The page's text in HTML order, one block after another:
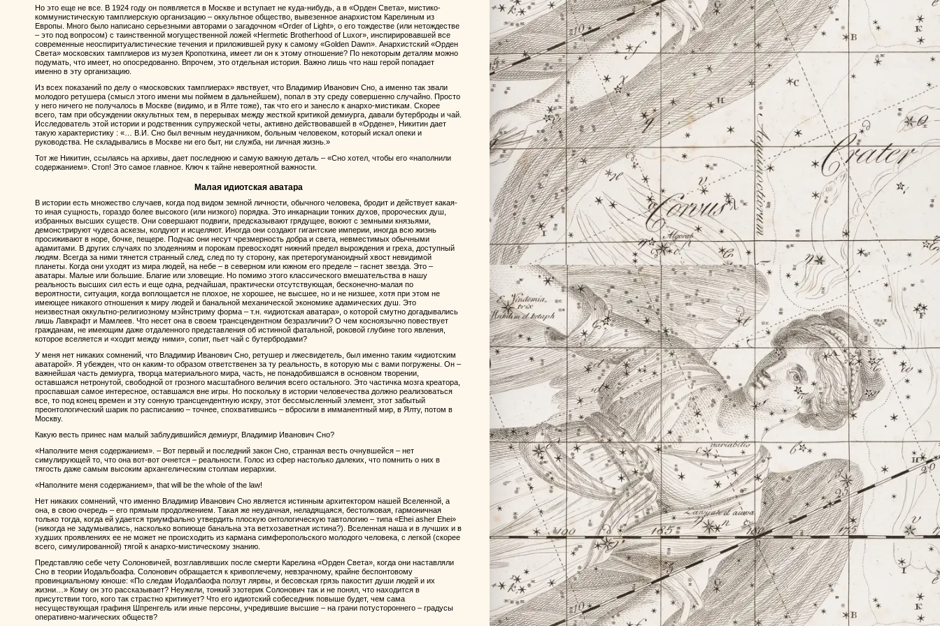
Но это еще не все. В 1924 году он появляется в Москве и вступает не куда-нибудь, а в «Орден Света», мистико-
коммунистическую тамплиерскую организацию – оккультное общество, вывезенное анархистом Карелиным из
Европы. Много было написано серьезными авторами о загадочном «Order of Light», о его тождестве (или нетождестве
– это под вопросом) с таинственной могущественной ложей «Hermetic Brotherhood of Luxor», инспирировавшей все
современные неоспиритуалистические течения и приложившей руку к самому «Golden Dawn». Анархистский «Орден
Света» московских тамплиеров из музея Кропоткина, имеет ли он к этому отношение? По некоторым деталям можно
подумать, что имеет, но опосредованно. Впрочем, это отдельная история. Важно лишь что наш герой попадает
именно в эту организацию.
Из всех показаний по делу о «московских тамплиерах» явствует, что Владимир Иванович Сно, а именно так звали
молодого ретушера (смысл этого имени мы поймем в дальнейшем), попал в эту среду совершенно случайно. Просто
у него ничего не получалось в Москве (видимо, и в Ялте тоже), так что его и занесло к анархо-мистикам. Скорее
всего, там при обсуждении оккультных тем, в перерывах между жесткой критикой демиурга, давали бутерброды и чай.
Исследователь этой истории и родственник супружеской четы, активно действовавшей в «Ордене», Никитин дает
такую характеристику : «… В.И. Сно был вечным неудачником, больным человеком, который искал опеки и
руководства. Не складывались в Москве ни его быт, ни служба, ни личная жизнь.»
Тот же Никитин, ссылаясь на архивы, дает последнюю и самую важную деталь – «Сно хотел, чтобы его «наполнили
содержанием». Стоп! Это самое главное. Ключ к тайне невероятной важности.
Малая идиотская аватара
В истории есть множество случаев, когда под видом земной личности, обычного человека, бродит и действует какая-
то иная сущность, гораздо более высокого (или низкого) порядка. Это инкарнации тонких духов, пророческих душ,
избранных высших существ. Они совершают подвиги, предсказывают грядущее, воюют с земными князьями,
демонстрируют чудеса аскезы, колдуют и исцеляют. Иногда они создают гигантские империи, иногда всю жизнь
просиживают в норе, бочке, пещере. Подчас они несут чрезмерность добра и света, невместимых обычными
адамитами. В других случаях по злодеяниям и порокам превосходят нижний предел вырождения и греха, доступный
людям. Всегда за ними тянется странный след, след по ту сторону, как претерогуманоидный хвост невидимой
планеты. Когда они уходят из мира людей, на небе – в северном или южном его пределе – гаснет звезда. Это –
аватары. Малые или большие. Благие или зловещие. Но помимо этого классического вмешательства в нашу
реальность высших сил есть и еще одна, редчайшая, практически отсутствующая, бесконечно-малая по
вероятности, ситуация, когда воплощается не плохое, не хорошее, не высшее, но и не низшее, хотя при этом не
имеющее никакого отношения к миру людей и банальной механической экономике адамических душ. Это
неизвестная оккультно-религиозному мэйнстриму форма – т.н. «идиотская аватара», о которой смутно догадывались
лишь Лавкрафт и Мамлеев. Что несет она в своем трансцендентном безразличии? О чем косноязычно повествует
гражданам, не имеющим даже отдаленного представления об истинной фатальной, роковой глубине того явления,
которое вселяется и «ходит между ними», сопит, пьет чай с бутербродами?
У меня нет никаких сомнений, что Владимир Иванович Сно, ретушер и лжесвидетель, был именно таким «идиотским
аватарой». Я убежден, что он каким-то образом ответственен за ту реальность, в которую мы с вами погружены. Он –
важнейшая часть демиурга, творца материального мира, часть, не понадобившаяся в основном творении,
оставшаяся нетронутой, свободной от грозного масштабного величия всего остального. Это частичка мозга креатора,
проспавшая самое интересное, оставшаяся вне игры. Но поскольку в истории человечества должно реализоваться
все, то под конец времен и эту сонную трансцендентную искру, этот бессмысленный элемент, этот забытый
преонтологический шарик по расписанию – точнее, спохватившись – вбросили в имманентный мир, в Ялту, потом в
Москву.
Какую весть принес нам малый заблудившийся демиург, Владимир Иванович Сно?
«Наполните меня содержанием». – Вот первый и последний закон Сно, странная весть очнувшейся – нет
симулирующей то, что она вот-вот очнется – реальности. Голос из сфер настолько далеких, что помнить о них в
тягость даже самым высоким архангелическим столпам иерархии.
«Наполните меня содержанием», that will be the whole of the law!
Нет никаких сомнений, что именно Владимир Иванович Сно является истинным архитектором нашей Вселенной, а
она, в свою очередь – его прямым продолжением. Такая же неудачная, неладящаяся, бестолковая, гармоничная
только тогда, когда ей удается триумфально утвердить плоскую онтологическую тавтологию – типа «Ehei asher Ehei»
(никогда не задумывались, насколько вопиюще банальна эта ветхозаветная истина?). Вселенная наша и в лучших и в
худших проявлениях ее не может не происходить из кармана симферопольского молодого человека, с легкой (скорее
всего, симулированной) тягой к анархо-мистическому знанию.
Представляю себе чету Солоновичей, возглавлявших после смерти Карелина «Орден Света», когда они наставляли
Сно в теории Иодальбоафа. Солонович обращается к кривоплечему, невзрачному, крайне беспонтовому
провинциальному юноше: «По следам Иодалбаофа ползут лярвы, и бесовская грязь пакостит души людей и их
жизни…» Кому он это рассказывает? Неужели, тонкий эзотерик Солонович так и не понял, что находится в
присутствии того, кого так страстно критикует? Что его идиотский собеседник повыше будет, чем сама
несуществующая графиня Шпренгель или иные персоны, учредившие высшие – на грани потустороннего – градусы
оперативно-магических обществ?